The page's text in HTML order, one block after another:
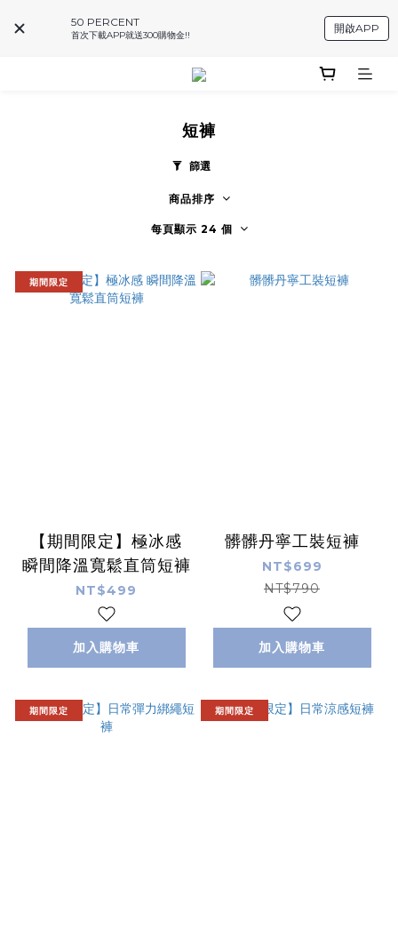
50 PERCENT
首次下載APP就送300購物金!!
開啟APP
短褲
篩選
商品排序
每頁顯示 24 個
期間限定
【期間限定】極冰感
瞬間降溫寬鬆直筒短褲
NT$499
加入購物車
髒髒丹寧工裝短褲
NT$699
NT$790
加入購物車
期間限定 期間限定